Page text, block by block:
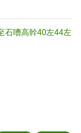
石嘈高幹40左44左